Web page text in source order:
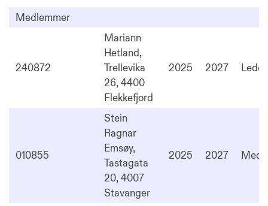
Medlemmer
240872
Mariann
Hetland,
Trellevika
26, 4400
Flekkefjord
2025 2027 Leder
010855
Stein
Ragnar
Emsøy,
Tastagata
20, 4007
Stavanger
2025 2027